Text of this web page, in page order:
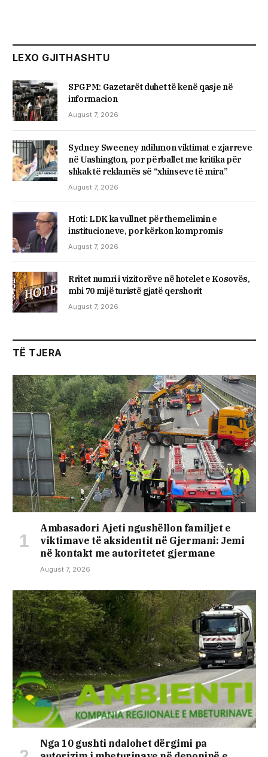
LEXO GJITHASHTU
SPGPM: Gazetarët duhet të kenë qasje në
informacion
August 7, 2026
Sydney Sweeney ndihmon viktimat e zjarreve
në Uashington, por përballet me kritika për
shkak të reklamës së “xhinseve të mira”
August 7, 2026
Hoti: LDK ka vullnet për themelimin e
institucioneve, por kërkon kompromis
August 7, 2026
Rritet numri i vizitorëve në hotelet e Kosovës,
mbi 70 mijë turistë gjatë qershorit
August 7, 2026
TË TJERA
Ambasadori Ajeti ngushëllon familjet e
viktimave të aksidentit në Gjermani: Jemi
në kontakt me autoritetet gjermane
August 7, 2026
Nga 10 gushti ndalohet dërgimi pa